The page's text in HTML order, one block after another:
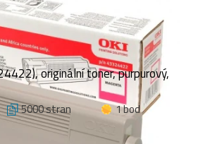
originální toner, purpurový,
5000 stran
1 bod